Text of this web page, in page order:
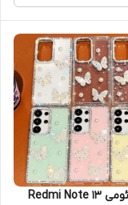
قاب شیائومی Redmi Note 13